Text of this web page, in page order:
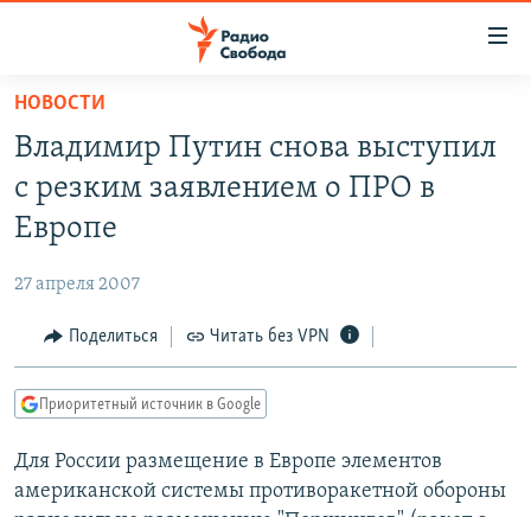
упрощенного
доступа
основному
Вернутся
Вернутся
поиску
ПОДКАСТЫ
АВТОРСКИЕ ПРОЕКТЫ
МНЕНИЯ
КУЛЬТУРА
КАВКАЗ.РЕАЛИИ
СЕВЕР.РЕАЛИИ
СИБИРЬ.РЕАЛИИ
НОВОСТИ
Владимир Путин снова выступил
с резким заявлением о ПРО в
Европе
27 апреля 2007
Поделиться Читать без VPN
Приоритетный источник в Google
Для России размещение в Европе элементов
американской системы противоракетной обороны